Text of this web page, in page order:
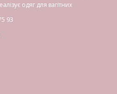
одяг для вагітних
93